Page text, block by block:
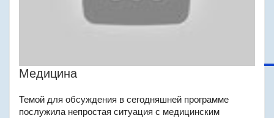
Медицина
Темой для обсуждения в сегодняшней программе
послужила непростая ситуация с медицинским